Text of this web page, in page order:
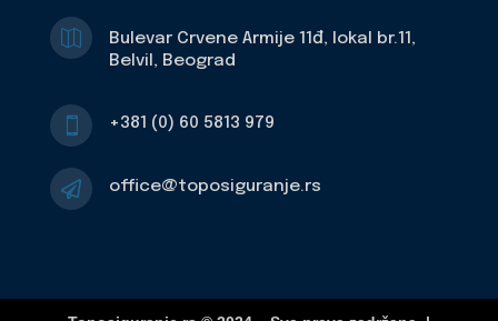

Bulevar Crvene Armije 11đ, lokal br.11,
Belvil, Beograd
 +381 (0) 60 5813 979
 office@toposiguranje.rs